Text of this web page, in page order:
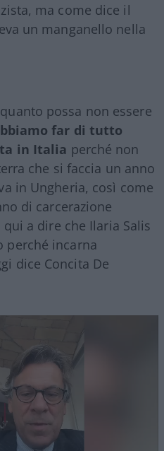
ma come dice il
un manganello nella
possa non essere
far di tutto
in Italia perché non
che si faccia un anno
in Ungheria, così come
di carcerazione
a dire che Ilaria Salis
perché incarna
dice Concita De